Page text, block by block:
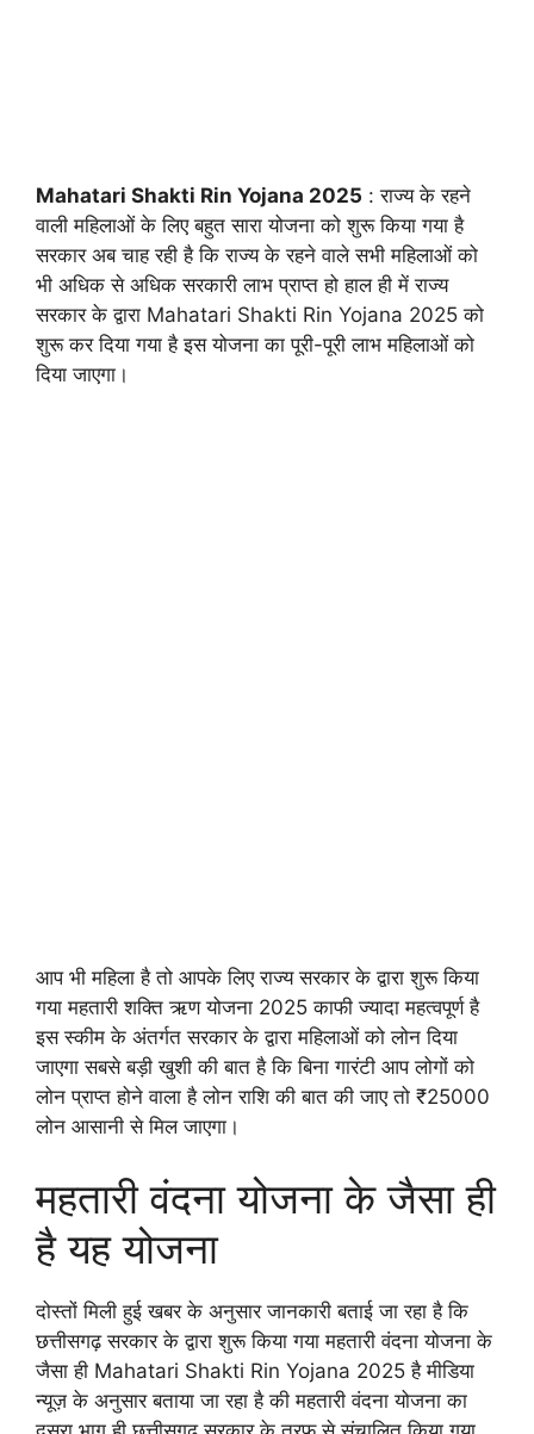
Mahatari Shakti Rin Yojana 2025 : राज्य के रहने
वाली महिलाओं के लिए बहुत सारा योजना को शुरू किया गया है
सरकार अब चाह रही है कि राज्य के रहने वाले सभी महिलाओं को
भी अधिक से अधिक सरकारी लाभ प्राप्त हो हाल ही में राज्य
सरकार के द्वारा Mahatari Shakti Rin Yojana 2025 को
शुरू कर दिया गया है इस योजना का पूरी-पूरी लाभ महिलाओं को
दिया जाएगा।
आप भी महिला है तो आपके लिए राज्य सरकार के द्वारा शुरू किया
गया महतारी शक्ति ऋण योजना 2025 काफी ज्यादा महत्वपूर्ण है
इस स्कीम के अंतर्गत सरकार के द्वारा महिलाओं को लोन दिया
जाएगा सबसे बड़ी खुशी की बात है कि बिना गारंटी आप लोगों को
लोन प्राप्त होने वाला है लोन राशि की बात की जाए तो ₹25000
लोन आसानी से मिल जाएगा।
महतारी वंदना योजना के जैसा ही
है यह योजना
दोस्तों मिली हुई खबर के अनुसार जानकारी बताई जा रहा है कि
छत्तीसगढ़ सरकार के द्वारा शुरू किया गया महतारी वंदना योजना के
जैसा ही Mahatari Shakti Rin Yojana 2025 है मीडिया
न्यूज़ के अनुसार बताया जा रहा है की महतारी वंदना योजना का